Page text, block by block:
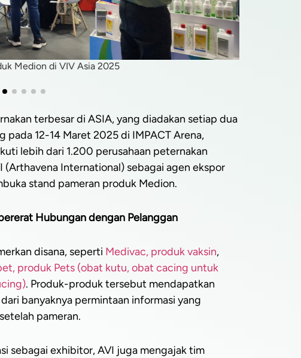
Medion di VIV Asia 2025
terbesar di ASIA, yang diadakan setiap dua
pada 12-14 Maret 2025 di IMPACT Arena,
lebih dari 1.200 perusahaan peternakan
(Arthavena International) sebagai agen ekspor
stand pameran produk Medion.
Hubungan dengan Pelanggan
disana, seperti Medivac, produk vaksin,
produk Pets (obat kutu, obat cacing untuk
. Produk-produk tersebut mendapatkan
banyaknya permintaan informasi yang
pameran.
sebagai exhibitor, AVI juga mengajak tim